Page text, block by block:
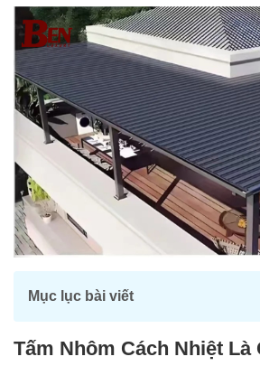
Mục lục bài viết
Tấm Nhôm Cách Nhiệt Là